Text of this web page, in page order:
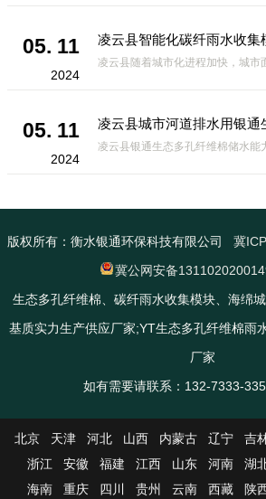
05. 11
2024
05. 11
2024
版权所有：衡水银通环保科技有限公司
冀
冀公网安备
生态多孔纤维棉、碳纤雨水收集模块、海绵
基质实力生产供应厂家;YT生态多孔纤维棉雨
厂家
如有需要请联系：132-7333-
北京 天津 河北 山西 内蒙古 辽宁 吉
浙江
安徽 福建 江西 山东 河南 湖
海南
重庆 四川 贵州 云南 西藏 陕